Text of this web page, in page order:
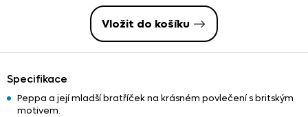
Vložit do košíku
Specifikace
Peppa a její mladší bratříček na krásném povlečení s britským
motivem.